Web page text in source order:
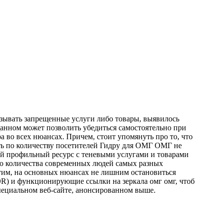
запрещенные услуги либо товары, выявилось
может позволить убедиться самостоятельно при
во всех нюансах. Причем, стоит упомянуть про то, что
по количеству посетителей Гидру для ОМГ ОМГ не
профильный ресурс с теневыми услугами и товарами
количества современных людей самых разных
на основных нюансах не лишним остановиться
и функционирующие ссылки на зеркала омг омг, чтоб
веб-сайте, анонсированном выше.